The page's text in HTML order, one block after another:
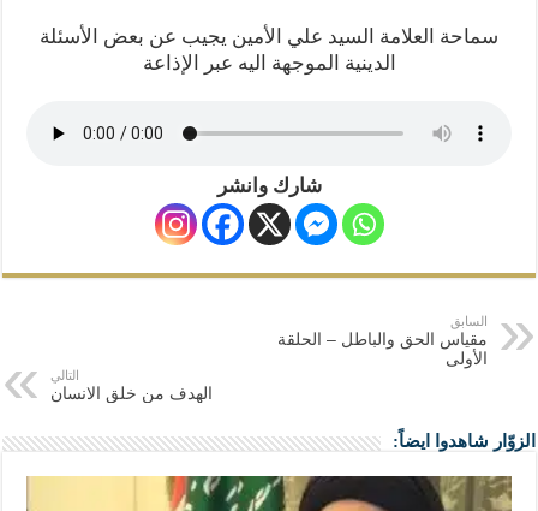
المتهاون بوطنه متهاون بدينه حتماً
سماحة العلامة السيد علي الأمين يجيب عن بعض الأسئلة
الدينية الموجهة اليه عبر الإذاعة
شارك وانشر
السابق
مقياس الحق والباطل – الحلقة
الأولى
التالي
الهدف من خلق الانسان
الزوّار شاهدوا ايضاً: